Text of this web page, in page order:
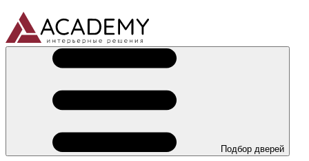
Подбор дверей